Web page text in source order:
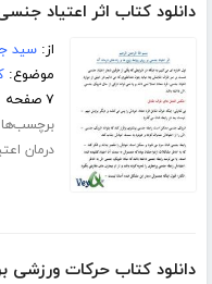
دانلود کتاب اثر اعتیاد
از:سید
موضوع:
۷ صفحه
درمان
دانلود کتاب حرکات ورزشی